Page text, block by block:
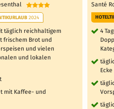
2024
täglich reichhaltigem
frischem Brot und
und vielen
und lokalen
mit Kaffee- und
Santé
4
Ecke